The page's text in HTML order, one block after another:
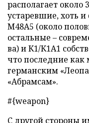
располагает около
устаревшие, хоть
М48А5 (около
остальные –
ва) и К1/К1А1
что последние
германским
«Абрамсам».
#{weapon}
С другой стороны